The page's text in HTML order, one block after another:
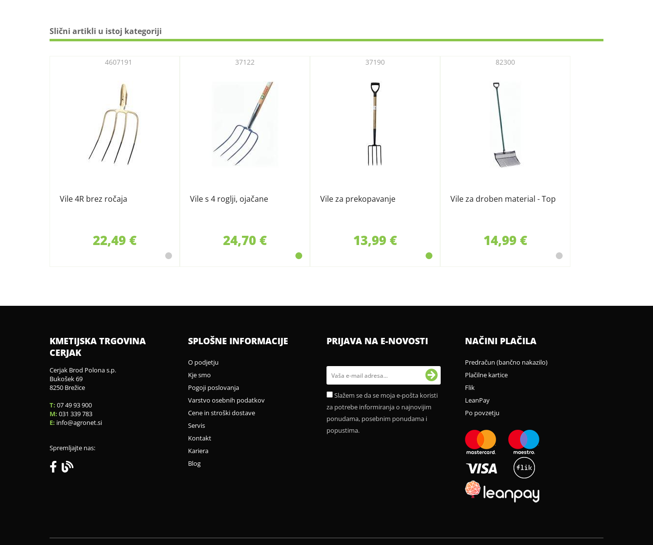
Slični artikli u istoj kategoriji
Vile 4R brez ročaja
4607191
22,49 €
Vile s 4 roglji, ojačane
37122
24,70 €
Vile za prekopavanje
37190
13,99 €
Vile za droben material - Top
82300
14,99 €
KMETIJSKA TRGOVINA
CERJAK
Cerjak Brod Polona s.p.
Bukošek 69
8250 Brežice
T: 07 49 93 900
M: 031 339 783
E: info agronet.si
Spremljajte nas:
SPLOŠNE INFORMACIJE
O podjetju
Kje smo
Pogoji poslovanja
Varstvo osebnih podatkov
Cene in stroški dostave
Servis
Kontakt
Kariera
Blog
PRIJAVA NA E-NOVOSTI
Slažem se da se moja e-pošta koristi
za potrebe informiranja o najnovijim
ponudama, posebnim ponudama i
popustima.
NAČINI PLAČILA
Predračun (bančno nakazilo)
Plačilne kartice
Flik
LeanPay
Po povzetju